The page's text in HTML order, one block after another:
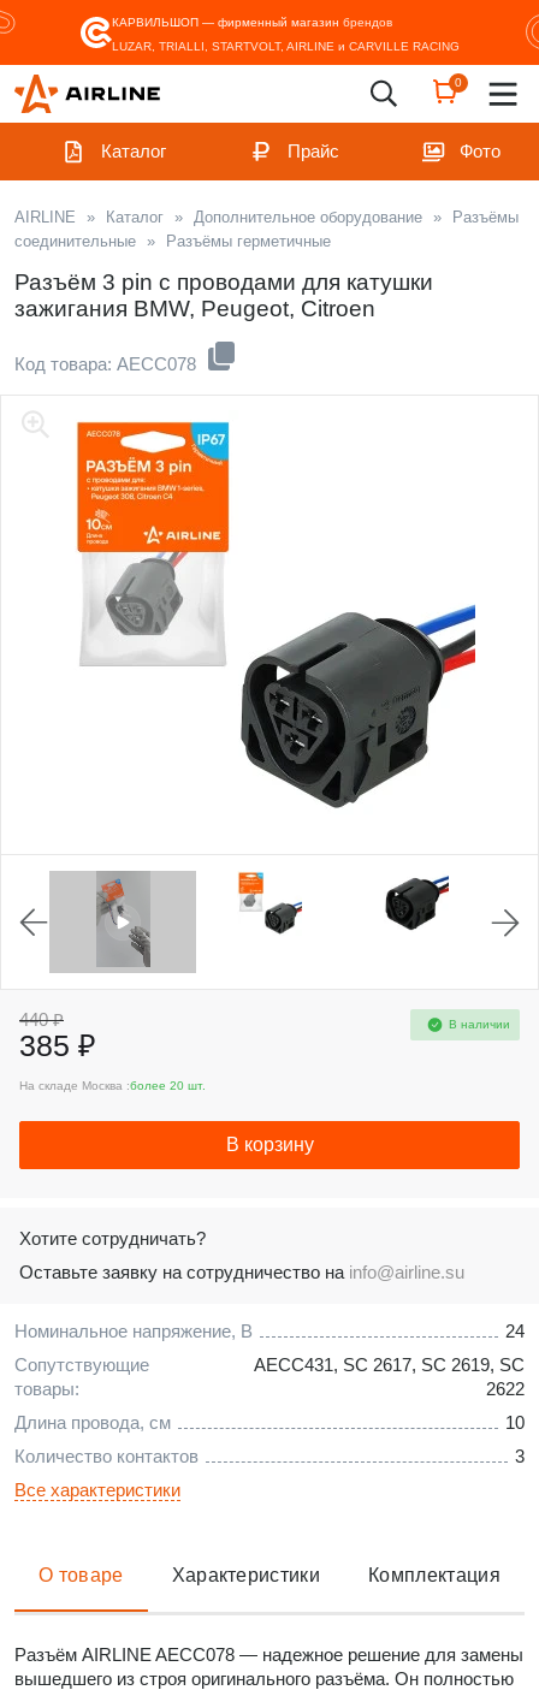
КАРВИЛЬШОП — фирменный магазин брендов
LUZAR, TRIALLI, STARTVOLT, AIRLINE и CARVILLE RACING
0
Каталог Прайс Фото
AIRLINE » Каталог » Дополнительное оборудование »
Разъёмы
соединительные » Разъёмы герметичные
Разъём 3 pin с проводами для катушки
зажигания BMW, Peugeot, Citroen
Код товара: AECC078
Номинальное напряжение, В
24
Сопутствующие
товары:
AECC431, SC 2617, SC 2619, SC
2622
Длина провода, см
10
Количество контактов
3
Все характеристики
440 ₽
385 ₽
В наличии
На складе Москва :более 20 шт.
В корзину
Хотите сотрудничать?
Оставьте заявку на сотрудничество на info@airline.su
О товаре Характеристики Комплектация
Разъём AIRLINE AECC078 — надежное решение для замены
вышедшего из строя оригинального разъёма. Он полностью